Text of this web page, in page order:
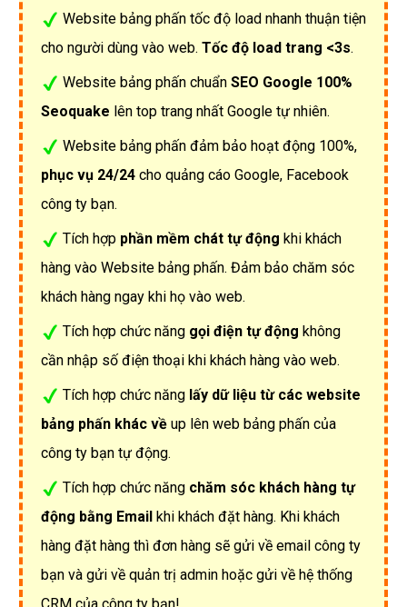
Website bảng phấn tốc độ load nhanh thuận tiện
cho người dùng vào web. Tốc độ load trang <3s.
Website bảng phấn chuẩn SEO Google 100%
Seoquake lên top trang nhất Google tự nhiên.
Website bảng phấn đảm bảo hoạt động 100%,
phục vụ 24/24 cho quảng cáo Google, Facebook
công ty bạn.
Tích hợp phần mềm chát tự động khi khách
hàng vào Website bảng phấn. Đảm bảo chăm sóc
khách hàng ngay khi họ vào web.
Tích hợp chức năng gọi điện tự động không
cần nhập số điện thoại khi khách hàng vào web.
Tích hợp chức năng lấy dữ liệu từ các website
bảng phấn khác về up lên web bảng phấn của
công ty bạn tự động.
Tích hợp chức năng chăm sóc khách hàng tự
động bằng Email khi khách đặt hàng. Khi khách
hàng đặt hàng thì đơn hàng sẽ gửi về email công ty
bạn và gửi về quản trị admin hoặc gửi về hệ thống